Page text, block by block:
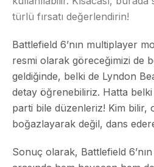
türlü fırsatı değerlendirin!
Battlefield 6’nın multiplayer
resmi olarak göreceğimizi de
geldiğinde, belki de Lyndon
detay öğrenebiliriz. Hatta
parti bile düzenleriz! Kim bilir,
boğazlayarak değil, dans
Sonuç olarak, Battlefield 6’nın